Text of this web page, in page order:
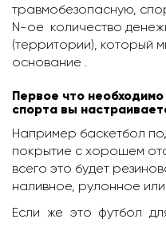
травмобезопасную,
N-ое количество
(территории), который
основание .
Первое что
спорта вы
Например баскетбол
покрытие с хорошем
всего это будет
наливное, рулонное
Если же это футбол